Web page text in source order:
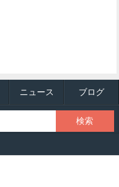
ニュース ブログ